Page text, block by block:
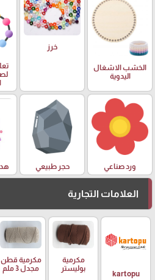
الخشب الاشغال
اليدوية
خرز
ورد صناعي حجر طبيعي
العلامات التجارية
kartopu
مكرمية
بوليستر
مكرمية قطن
مجدل 3 ملم